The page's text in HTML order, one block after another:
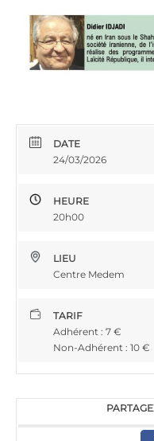
DATE
24/03/2026
HEURE
20h00
LIEU
Centre Medem
TARIF
Adhérent : 7 €
Non-Adhérent : 10 €